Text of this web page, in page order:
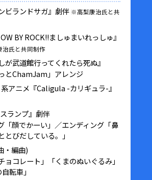
ビランドサガ』劇伴 ※高梨康治氏と共
BY ROCK!!ましゅまいれっしゅ』
氏と共同制作
が武道館行ってくれたら死ぬ』
とChamJam」アレンジ
アニメ『Caligula -カリギュラ-』
ランプ』劇伴
「顔でかーい」／エンディング「鼻
とびだしている。」
・編曲)
ョコレート」「くまのぬいぐるみ」
転車」